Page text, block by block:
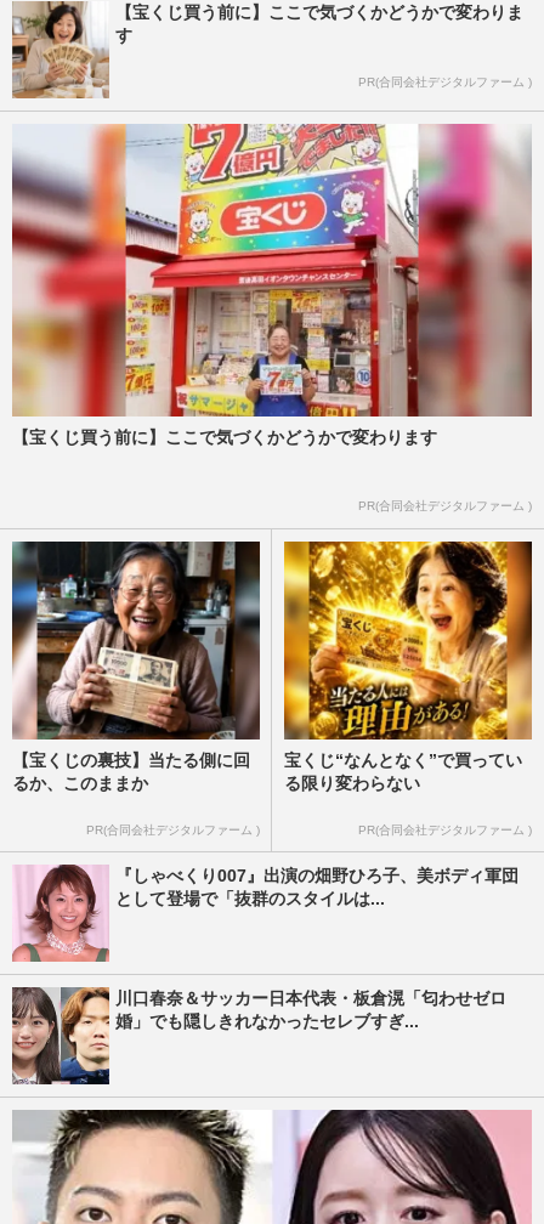
【宝くじ買う前に】ここで気づくかどうかで変わりま
す
PR(合同会社デジタルファーム )
【宝くじ買う前に】ここで気づくかどうかで変わります
PR(合同会社デジタルファーム )
【宝くじの裏技】当たる側に回
るか、このままか
PR(合同会社デジタルファーム )
宝くじ“なんとなく”で買ってい
る限り変わらない
PR(合同会社デジタルファーム )
『しゃべくり007』出演の畑野ひろ子、美ボディ軍団
として登場で「抜群のスタイルは...
川口春奈＆サッカー日本代表・板倉滉「匂わせゼロ
婚」でも隠しきれなかったセレブすぎ...